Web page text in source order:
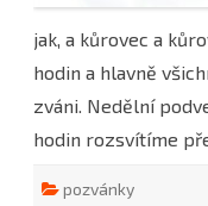
jak, a kůrovec a
hodin a hlavně
zváni. Nedělní
hodin rozsvítíme
pozvánky